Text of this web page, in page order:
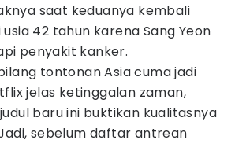
saat keduanya kembali
42 tahun karena Sang Yeon
penyakit kanker.
tontonan Asia cuma jadi
jelas ketinggalan zaman,
baru ini buktikan kualitasnya
sebelum daftar antrean